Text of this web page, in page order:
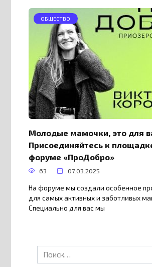
ОБЩЕСТВО
Молодые мамочки, это для
Присоединяйтесь к
форуме «ПроДобро»
63 07.03.2025
На форуме мы создали особенное
для самых активных и заботливых
Специально для вас мы
Search
for: